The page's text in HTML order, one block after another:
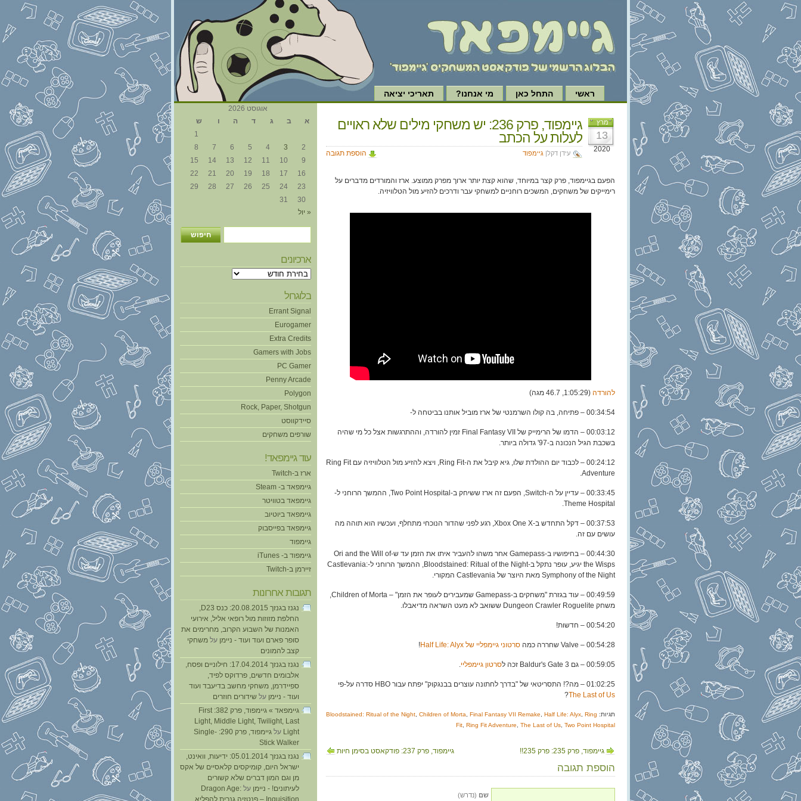
ראשי התחל כאן מי אנחנו? תאריכי יציאה
מרץ
13
2020
גיימפוד, פרק 236: יש משחקי מילים שלא ראויים
לעלות על הכתב
עידן דקל| גיימפוד הוספת תגובה
הפעם בגיימפוד, פרק קצר במיוחד, שהוא קצת יותר ארוך מפרק ממוצע. ארז והמורדים מדברים על
רימייקים של משחקים, המשכים רוחניים למשחקי עבר ודרכים להזיע מול הטלוויזיה.
להורדה (1:05:29, 46.7 מגה)
00:34:54 – פתיחה, בה קולו השרמנטי של ארז מוביל אותנו בביטחה ל-
00:03:12 – הדמו של הרימייק של Final Fantasy VII זמין להורדה, וההתרגשות אצל כל מי שהיה
בשכבת הגיל הנכונה ב-97' גדולה ביותר.
00:24:12 – לכבוד יום ההולדת שלו, גיא קיבל את ה-Ring Fit, ויצא להזיע מול הטלוויזיה עם Ring Fit
Adventure.
00:33:45 – עדיין על ה-Switch, הפעם זה ארז ששיחק ב-Two Point Hospital, ההמשך הרוחני ל-
Theme Hospital.
00:37:53 – דקל התחדש ב-Xbox One X, רגע לפני שהדור הנוכחי מתחלף, ועכשיו הוא תוהה מה
עושים עם זה.
00:44:30 – בחיפושיו ב-Gamepass אחר משהו להעביר איתו את הזמן עד ש-Ori and the Will of
the Wisps יגיע, עופר נתקל ב-Bloodstained: Ritual of the Night, ההמשך הרוחני ל-Castlevania:
Symphony of the Night מאת היוצר של Castlevania המקורי.
00:49:59 – עוד בגזרת "משחקים ב-Gamepass שמעבירים לעופר את הזמן" – Children of Morta,
משחק Dungeon Crawler Roguelite ששואב לא מעט השראה מדיאבלו.
00:54:20 – חדשות!
00:54:28 – Valve שחררה כמה סרטוני גיימפליי של Half Life: Alyx !
00:59:05 – גם Baldur's Gate 3 זכה ל סרטון גיימפליי.
01:02:25 – מה?! התסריטאי של "בדרך לחתונה עוצרים בבנגקוק" יפתח עבור HBO סדרה על-פי
The Last of Us
?
תגיות: Bloodstained: Ritual of the Night Children of Morta Final Fantasy VII Remake Half Life: Alyx Ring
Fit Ring Fit Adventure The Last of Us Two Point Hospital
גיימפוד, פרק 235: פרק 235!! גיימפוד, פרק 237: פודקאסט בסימן חיות
הוספת תגובה
שם (נדרש)
אוגוסט 2026
א
ב ג ד ה ו
ש
1
2
3
4
5
6
7
8
9
10
11
12
13
14
15
16
17
18
19
20
21
22
23
24
25
26
27
28
29
30
31
« יול
ארכיונים
ארכיונים
בלוגרול
Errant Signal
Eurogamer
Extra Credits
Gamers with Jobs
PC Gamer
Penny Arcade
Polygon
Rock, Paper, Shotgun
סיידקווסט
שורפים משחקים
עוד גיימפאד!
ארז ב-Twitch
גיימפאד ב- Steam
גיימפאד בטוויטר
גיימפאד ביוטיוב
גיימפאד בפייסבוק
גיימפוד
גיימפוד ב- iTunes
זיירמן ב-Twitch
תגובות אחרונות
נגנז בגנזך 20.08.2015: כנס D23,
החלפת מזוזות מול רופאי אליל, אירועי
האמנות של השבוע הקרוב, מחרימים את
סופר פארם ועוד ועוד - ניימן על משחקי
קצב להמונים
נגנז בגנזך 17.04.2014: חילוניים ופסח,
אלבומים חדשים, פרדוקס לפיד,
ספיידרמן, משחקי מחשב בדיעבד ועוד
ועוד - ניימן על שידורים חוזרים
גיימפאד » גיימפוד, פרק 382: First
Light, Middle Light, Twilight, Last
Light על
גיימפוד, פרק 290: Single-
Stick Walker
נגנז בגנזך 05.01.2014: ידיעות, וואינט,
ישראל היום, קומיקסים קלאסיים של אקס
מן וגם המון דברים שלא קשורים
לעיתונים! - ניימן על Dragon Age:
Inquisition – פנטזיה גנרית להפליא